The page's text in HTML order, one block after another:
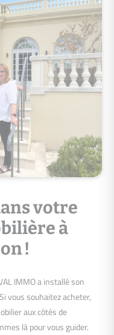
votre
à
!
IMMO a installé son
vous souhaitez acheter,
aux côtés de
là pour vous guider.